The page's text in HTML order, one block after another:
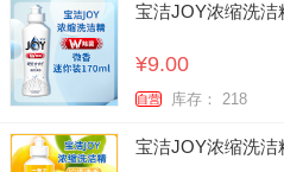
宝洁JOY浓缩洗洁
¥9.00
自营 库存： 218
宝洁JOY浓缩洗洁